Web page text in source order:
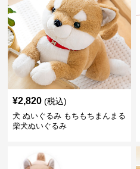
¥2,820 (税込)
犬 ぬいぐるみ もちもちまんまる
柴犬ぬいぐるみ